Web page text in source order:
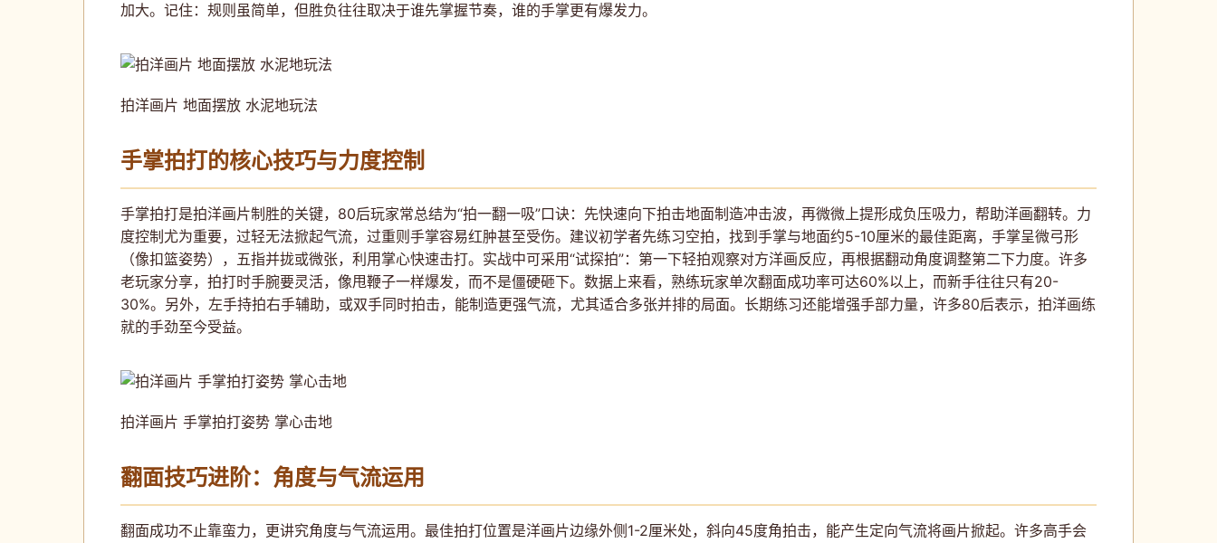
加大。记住：规则虽简单，但胜负往往取决于谁先掌握节奏，谁的手掌更有爆发力。
拍洋画片 地面摆放 水泥地玩法
手掌拍打的核心技巧与力度控制
手掌拍打是拍洋画片制胜的关键，80后玩家常总结为“拍一翻一吸”口诀：先快速向下拍击地面制造冲击波，再微微上提形成负压吸力，帮助洋画翻转。力
度控制尤为重要，过轻无法掀起气流，过重则手掌容易红肿甚至受伤。建议初学者先练习空拍，找到手掌与地面约5-10厘米的最佳距离，手掌呈微弓形
（像扣篮姿势），五指并拢或微张，利用掌心快速击打。实战中可采用“试探拍”：第一下轻拍观察对方洋画反应，再根据翻动角度调整第二下力度。许多
老玩家分享，拍打时手腕要灵活，像甩鞭子一样爆发，而不是僵硬砸下。数据上来看，熟练玩家单次翻面成功率可达60%以上，而新手往往只有20-
30%。另外，左手持拍右手辅助，或双手同时拍击，能制造更强气流，尤其适合多张并排的局面。长期练习还能增强手部力量，许多80后表示，拍洋画练
就的手劲至今受益。
拍洋画片 手掌拍打姿势 掌心击地
翻面技巧进阶：角度与气流运用
翻面成功不止靠蛮力，更讲究角度与气流运用。最佳拍打位置是洋画片边缘外侧1-2厘米处，斜向45度角拍击，能产生定向气流将画片掀起。许多高手会